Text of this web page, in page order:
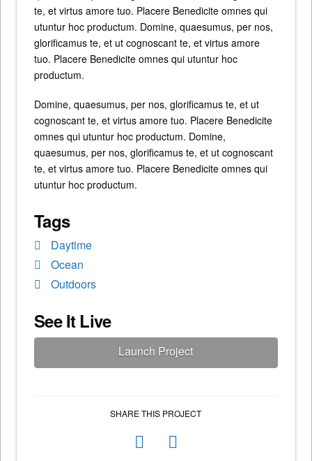
te, et virtus amore tuo. Placere Benedicite omnes qui
utuntur hoc productum. Domine, quaesumus, per nos,
glorificamus te, et ut cognoscant te, et virtus amore
tuo. Placere Benedicite omnes qui utuntur hoc
productum.
Domine, quaesumus, per nos, glorificamus te, et ut
cognoscant te, et virtus amore tuo. Placere Benedicite
omnes qui utuntur hoc productum. Domine,
quaesumus, per nos, glorificamus te, et ut cognoscant
te, et virtus amore tuo. Placere Benedicite omnes qui
utuntur hoc productum.
Tags
Daytime
Ocean
Outdoors
See It Live
Launch Project
SHARE THIS PROJECT